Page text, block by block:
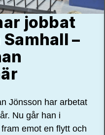
jobbat
–
Jönsson har arbetat
Nu går han i
emot en flytt och